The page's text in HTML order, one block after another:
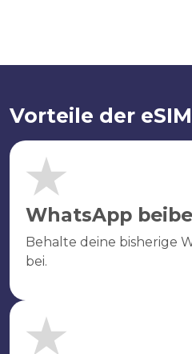
Vorteile der
WhatsApp
Behalte deine bisherige
bei.